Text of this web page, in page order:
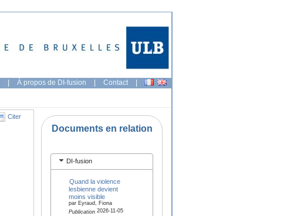
| À propos de DI-fusion | Contact |
Citer
Documents en relation
DI-fusion
Quand la violence
lesbienne devient
moins visible
par Eyraud, Fiona
Publication2026-11-05